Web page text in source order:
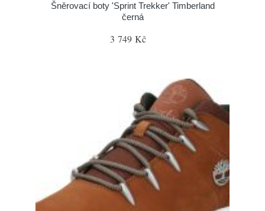
Šněrovací boty 'Sprint Trekker' Timberland
černá
3 749 Kč